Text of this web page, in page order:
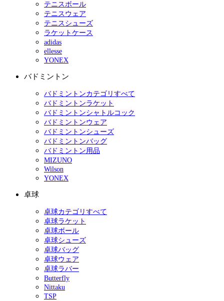
テニスボール
テニスウェア
テニスシューズ
ラケットケース
adidas
ellesse
YONEX
バドミントン
バドミントンカテゴリすべて
バドミントンラケット
バドミントンシャトルコック
バドミントンウェア
バドミントンシューズ
バドミントンバッグ
バドミントン用品
MIZUNO
Wilson
YONEX
卓球
卓球カテゴリすべて
卓球ラケット
卓球ボール
卓球シューズ
卓球バッグ
卓球ウェア
卓球ラバー
Butterfly
Nittaku
TSP